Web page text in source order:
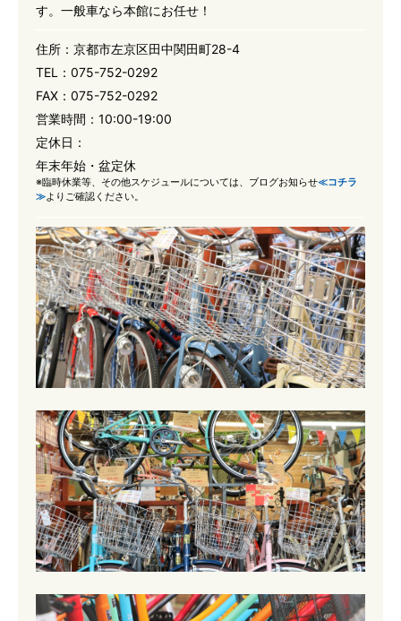
す。一般車なら本館にお任せ！
住所： 京都市左京区田中関田町28-4
TEL： 075-752-0292
FAX： 075-752-0292
営業時間： 10:00-19:00
定休日：
年末年始・盆定休
※臨時休業等、その他スケジュールについては、ブログお知らせ≪コチラ
≫よりご確認ください。